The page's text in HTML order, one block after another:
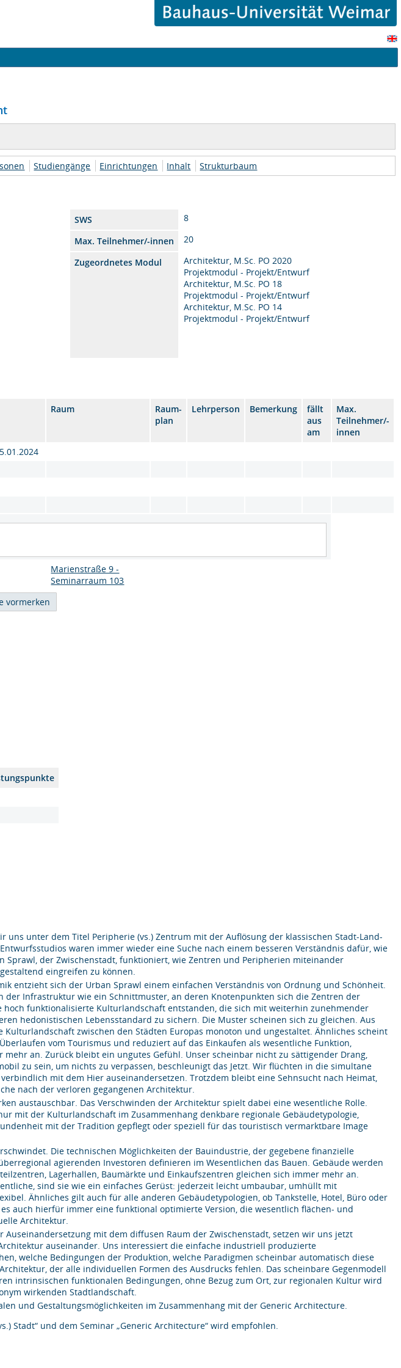
Studiengänge Einrichtungen Inhalt Strukturbaum
SWS
8
Max. Teilnehmer/-innen
20
Zugeordnetes Modul
Architektur, M.Sc. PO 2020
Projektmodul - Projekt/Entwurf
Architektur, M.Sc. PO 18
Projektmodul - Projekt/Entwurf
Architektur, M.Sc. PO 14
Projektmodul - Projekt/Entwurf
Raum
Raum-
plan
Lehrperson Bemerkung
fällt
aus
am
Max.
Teilnehmer/-
innen
Marienstraße 9 -
Seminarraum 103
uns unter dem Titel Peripherie (vs.) Zentrum mit der Auflösung der klassischen Stadt-Land-
waren immer wieder eine Suche nach einem besseren Verständnis dafür, wie
Sprawl, der Zwischenstadt, funktioniert, wie Zentren und Peripherien miteinander
eingreifen zu können.
entzieht sich der Urban Sprawl einem einfachen Verständnis von Ordnung und Schönheit.
der Infrastruktur wie ein Schnittmuster, an deren Knotenpunkten sich die Zentren der
hoch funktionalisierte Kulturlandschaft entstanden, die sich mit weiterhin zunehmender
hedonistischen Lebensstandard zu sichern. Die Muster scheinen sich zu gleichen. Aus
zwischen den Städten Europas monoton und ungestaltet. Ähnliches scheint
vom Tourismus und reduziert auf das Einkaufen als wesentliche Funktion,
mehr an. Zurück bleibt ein ungutes Gefühl. Unser scheinbar nicht zu sättigender Drang,
zu sein, um nichts zu verpassen, beschleunigt das Jetzt. Wir flüchten in die simultane
mit dem Hier auseinandersetzen. Trotzdem bleibt eine Sehnsucht nach Heimat,
nach der verloren gegangenen Architektur.
austauschbar. Das Verschwinden der Architektur spielt dabei eine wesentliche Rolle.
mit der Kulturlandschaft im Zusammenhang denkbare regionale Gebäudetypologie,
mit der Tradition gepflegt oder speziell für das touristisch vermarktbare Image
Die technischen Möglichkeiten der Bauindustrie, der gegebene finanzielle
agierenden Investoren definieren im Wesentlichen das Bauen. Gebäude werden
Lagerhallen, Baumärkte und Einkaufszentren gleichen sich immer mehr an.
sind sie wie ein einfaches Gerüst: jederzeit leicht umbaubar, umhüllt mit
Ähnliches gilt auch für alle anderen Gebäudetypologien, ob Tankstelle, Hotel, Büro oder
auch hierfür immer eine funktional optimierte Version, die wesentlich flächen- und
Architektur.
Auseinandersetzung mit dem diffusen Raum der Zwischenstadt, setzen wir uns jetzt
auseinander. Uns interessiert die einfache industriell produzierte
welche Bedingungen der Produktion, welche Paradigmen scheinbar automatisch diese
der alle individuellen Formen des Ausdrucks fehlen. Das scheinbare Gegenmodell
intrinsischen funktionalen Bedingungen, ohne Bezug zum Ort, zur regionalen Kultur wird
wirkenden Stadtlandschaft.
und Gestaltungsmöglichkeiten im Zusammenhang mit der Generic Architecture.
Stadt“ und dem Seminar „Generic Architecture“ wird empfohlen.